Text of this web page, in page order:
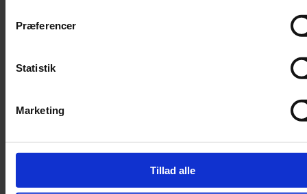
Præferencer
Statistik
Marketing
Tillad alle
Energiboost
Kattemalt